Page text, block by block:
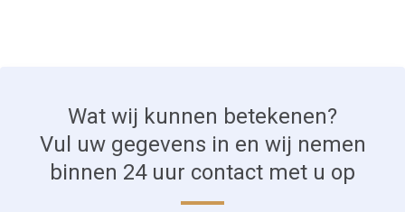
Wat wij kunnen betekenen?
Vul uw gegevens in en wij nemen
binnen 24 uur contact met u op